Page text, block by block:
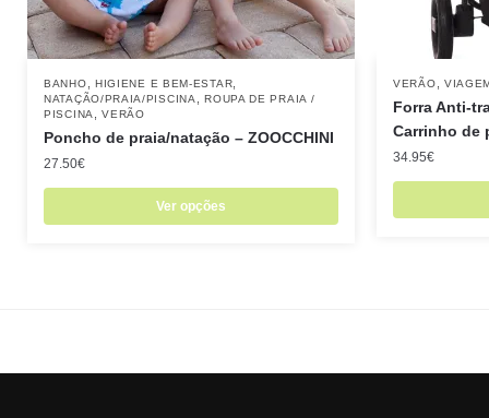
BANHO HIGIENE E BEM-ESTAR
NATAÇÃO/PRAIA/PISCINA ,ROUPA DE PRAIA /
PISCINA
,VERÃO
Poncho de praia/natação – ZOOCCHINI
27.50€
Ver opções
VERÃO
Forra Anti-
Carrinho de
34.95€